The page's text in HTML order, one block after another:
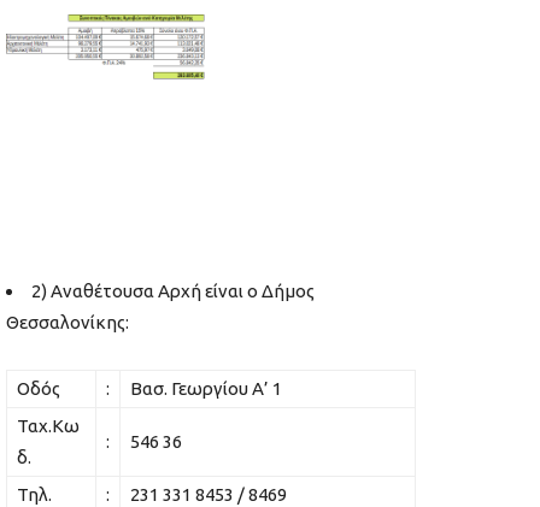
2) Αναθέτουσα Αρχή είναι ο Δήμος
Θεσσαλονίκης:
Οδός :
Βασ. Γεωργίου Α’ 1
Ταχ.Κω
δ.
: 546 36
Τηλ. :
231 331 8453 / 8469